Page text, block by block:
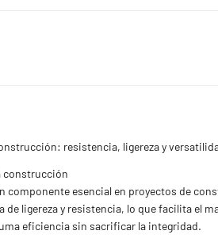
resistencia, ligereza y
construcción
componente esencial en proyectos de
ligereza y resistencia, lo que facilita el
eficiencia sin sacrificar la integridad.